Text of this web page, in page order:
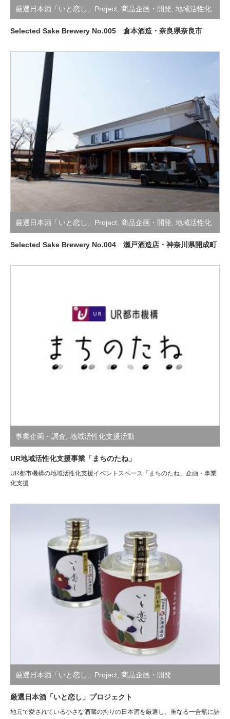
厳選日本酒「いと恋し」Project 商品企画・開発 地域活性化
支援活動
Selected Sake Brewery No.005 倉本酒造・奈良県奈良市
厳選日本酒「いと恋し」Project 商品企画・開発 地域活性化
支援活動
Selected Sake Brewery No.004 瀬戸酒造店・神奈川県開成町
事業企画・調査 地域活性化支援活動
UR地域活性化支援事業「まちのたね」
UR都市機構の地域活性化支援イベントスペース「まちのたね」企画・事業
化支援
厳選日本酒「いと恋し」Project 商品企画・開発
厳選日本酒「いと恋し」プロジェクト
地元で愛されている小さな酒蔵の拘りの日本酒を厳選し、重なる一合瓶に詰